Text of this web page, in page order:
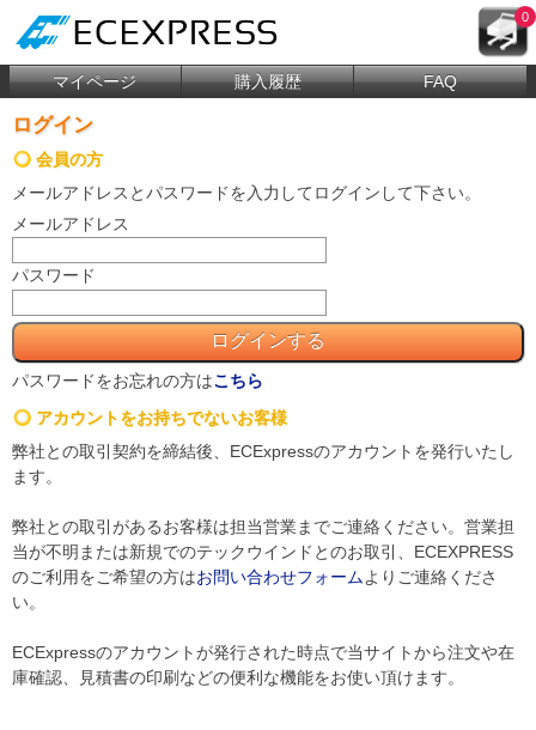
0
マイページ 購入履歴 FAQ
ログイン
会員の方
メールアドレス とパスワードを入力してログインして下さい。
メールアドレス
パスワード
パスワードをお忘れの方はこちら
アカウントをお持ちでないお客様
弊社との取引契約を締結後、ECExpressのアカウントを発行いたし
ます。
弊社との取引があるお客様は担当営業までご連絡ください。営業担
当が不明または新規でのテックウインドとのお取引、ECEXPRESS
のご利用をご希望の方はお問い合わせフォームよりご連絡くださ
い。
ECExpressのアカウントが発行された時点で当サイトから注文や在
庫確認、見積書の印刷などの便利な機能をお使い頂けます。